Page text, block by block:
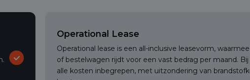
Operational Lease
Operational lease is een all-inclusive leasevorm,
of bestelwagen rijdt voor een vast bedrag per maand.
alle kosten inbegrepen, met uitzondering van